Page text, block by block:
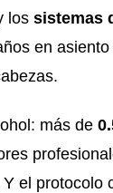
los sistemas
en
más de
el